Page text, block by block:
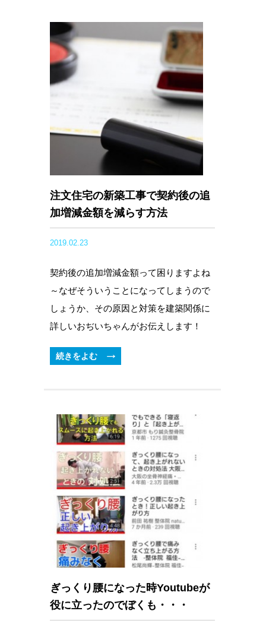
注文住宅の新築工事で契約後の追
加増減金額を減らす方法
2019.02.23
契約後の追加増減金額って困りますよね
～なぜそういうことになってしまうので
しょうか、その原因と対策を建築関係に
詳しいおぢいちゃんがお伝えします！
続きをよむ
ぎっくり腰になった時Youtubeが
役に立ったのでぼくも・・・